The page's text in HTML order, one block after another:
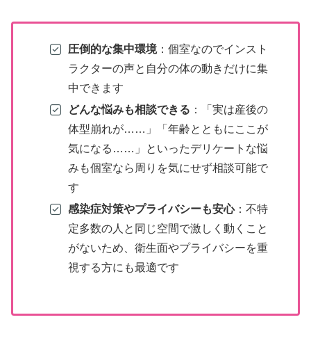
圧倒的な集中環境：個室なのでインスト
ラクターの声と自分の体の動きだけに集
中できます
どんな悩みも相談できる ：「実は産後の
体型崩れが……」「年齢とともにここが
気になる……」といったデリケートな悩
みも個室なら周りを気にせず相談可能で
す
感染症対策やプライバシーも安心：不特
定多数の人と同じ空間で激しく動くこと
がないため、衛生面やプライバシーを重
視する方にも最適です